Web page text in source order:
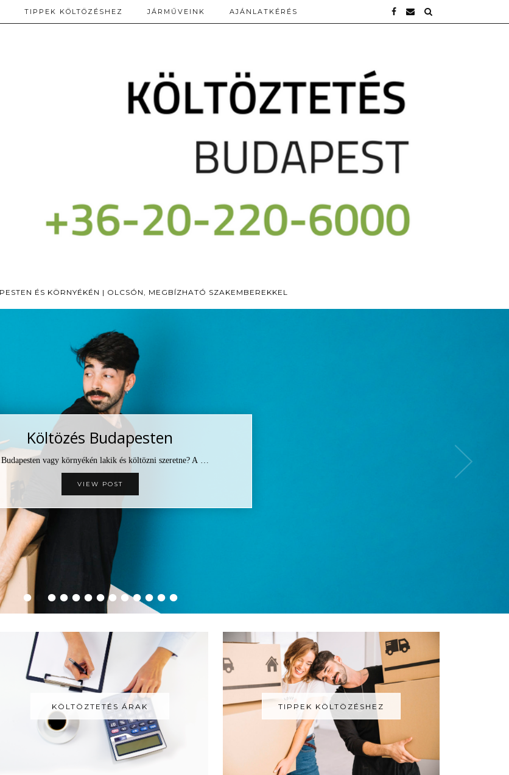
ÉS KÖRNYÉKÉN | OLCSÓN, MEGBÍZHATÓ SZAKEMBEREKKEL
TIPPEK KÖLTÖZÉSHEZ JÁRMŰVEINK AJÁNLATKÉRÉS
•• •••••••••••
Költözés Budapesten
vagy környékén lakik és költözni szeretne? A …
VIEW POST
KÖLTÖZTETÉS ÁRAK TIPPEK KÖLTÖZÉSHEZ